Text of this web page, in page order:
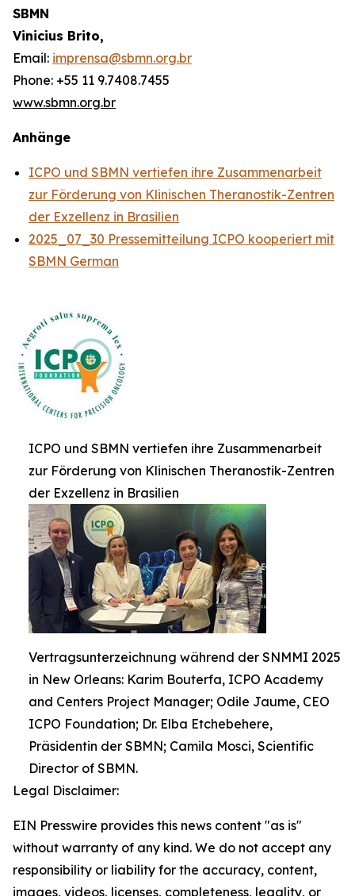
SBMN
Vinicius Brito,
Email: imprensa@sbmn.org.br
Phone: +55 11 9.7408.7455
www.sbmn.org.br
Anhänge
ICPO und SBMN vertiefen ihre Zusammenarbeit
zur Förderung von Klinischen Theranostik-Zentren
der Exzellenz in Brasilien
2025_07_30 Pressemitteilung ICPO kooperiert mit
SBMN German
ICPO und SBMN vertiefen ihre Zusammenarbeit
zur Förderung von Klinischen Theranostik-Zentren
der Exzellenz in Brasilien
Vertragsunterzeichnung während der SNMMI 2025
in New Orleans: Karim Bouterfa, ICPO Academy
and Centers Project Manager; Odile Jaume, CEO
ICPO Foundation; Dr. Elba Etchebehere,
Präsidentin der SBMN; Camila Mosci, Scientific
Director of SBMN.
Legal Disclaimer:
EIN Presswire provides this news content "as is"
without warranty of any kind. We do not accept any
responsibility or liability for the accuracy, content,
images, videos, licenses, completeness, legality, or